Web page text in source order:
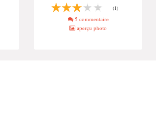
(1)
5 commentaire
aperçu photo